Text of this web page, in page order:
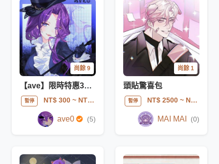
尚餘 9
【ave】限時特惠300nt頭像
暫停 NT$ 300~ NT$ 300
ave0 (5)
尚餘 1
頭貼驚喜包
暫停 NT$ 2500~ NT$ 5000
MAI MAI (0)